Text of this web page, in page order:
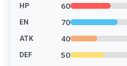
HP 60
EN 70
ATK 40
DEF 50